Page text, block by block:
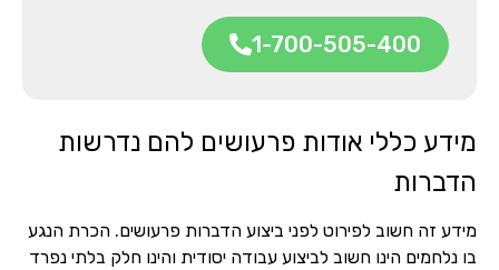
1-700-505-400
מידע כללי אודות פרעושים להם נדרשות
הדברות
מידע זה חשוב לפירוט לפני ביצוע הדברות פרעושים. הכרת הנגע
בו נלחמים הינו חשוב לביצוע עבודה יסודית והינו חלק בלתי נפרד